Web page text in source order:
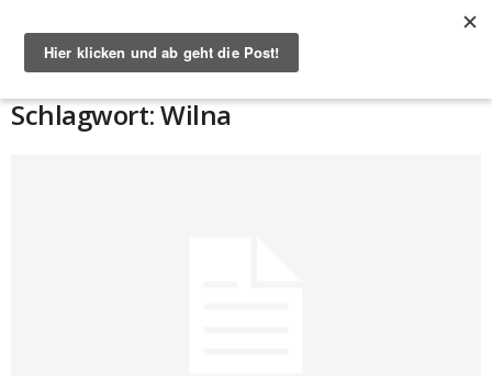
Schlagwort: Wilna